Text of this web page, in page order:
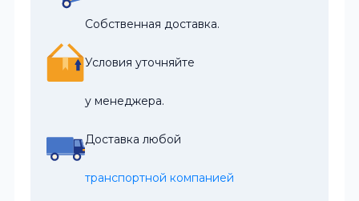
Собственная доставка.
Условия уточняйте
у менеджера.
Доставка любой
транспортной компанией